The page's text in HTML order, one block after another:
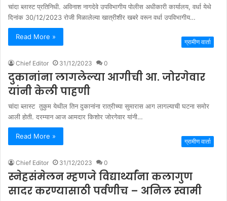
चांदा ब्लास्ट प्रतिनिधी. अविनाश नागदेवे उपविभागीय पोलीस अधीकारी कार्यालय, वर्धा येथे
दिनांक 30/12/2023 रोजी मिळालेल्या खात्रीशीर खबरे वरून वर्धा उपविभागीय…
Read More »
ग्रामीण वार्ता
Chief Editor 31/12/2023 0
दुकानांना लागलेल्या आगीची आ. जोरगेवार
यांनी केली पाहणी
चांदा ब्लास्ट तुकुम येथील तिन दुकानांना रात्रीच्या सुमारास आग लागल्याची घटना समोर
आली होती. दरम्यान आज आमदार किशोर जोरगेवार यांनी…
Read More »
ग्रामीण वार्ता
Chief Editor 31/12/2023 0
स्नेहसंमेलन म्हणजे विद्यार्थ्यांना कलागुण
सादर करण्यासाठी पर्वणीच – अनिल स्वामी